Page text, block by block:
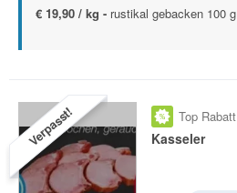
€ 19,90 / kg - rustikal gebacken 100 g
Verpasst! Top Rabatt
Kasseler